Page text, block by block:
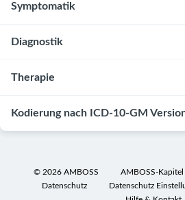
P
o
e
e
Symptomatik
H
u
i
g
Diagnostik
B
u
t
Therapie
Kombination
(zunächst
kalkuliert,
Kodierung nach ICD-10-GM
© 2026AMBOSS AMBOSS-Kapitel
Datenschutz
Datenschutz